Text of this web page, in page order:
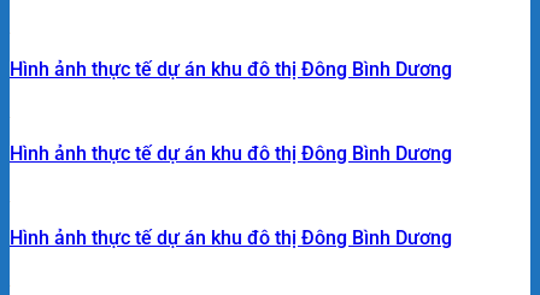
Hình ảnh thực tế dự án khu đô thị Đông Bình Dương
Hình ảnh thực tế dự án khu đô thị Đông Bình Dương
Hình ảnh thực tế dự án khu đô thị Đông Bình Dương